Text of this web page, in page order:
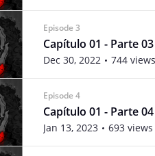
Episode 3
Capítulo 01 - Parte 03
Dec 30, 2022 744 views
Episode 4
Capítulo 01 - Parte 04
Jan 13, 2023 693 views